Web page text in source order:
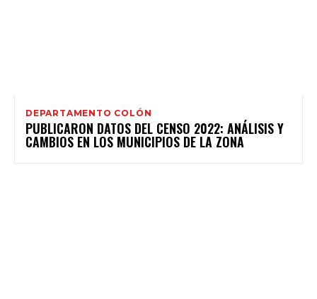
DEPARTAMENTO COLÓN
PUBLICARON DATOS DEL CENSO 2022: ANÁLISIS Y
CAMBIOS EN LOS MUNICIPIOS DE LA ZONA